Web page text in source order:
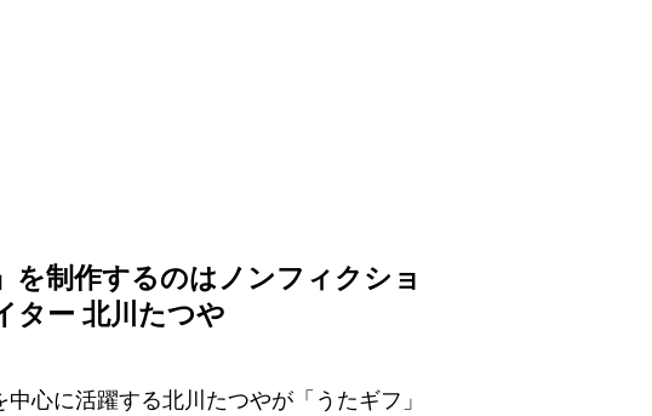
を制作するのは​ノンフィクショ
ター 北川たつや
心に活躍する北川たつやが「うたギフ」